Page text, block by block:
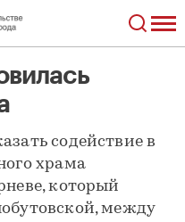
жара
содействие в
храма
который
между